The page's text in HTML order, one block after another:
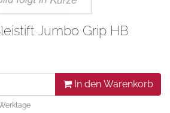
Jumbo Grip HB
In den Warenkorb